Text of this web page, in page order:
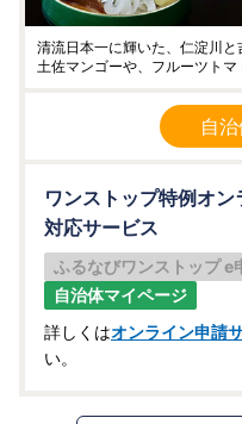
清流日本一に輝いた、仁淀川
土佐マンゴーや、フルーツトマ
自
ワンストップ特例オン
対応サービス
ふるなびワンストップ e
自治体マイページ
詳しくはオンライン申請
い。